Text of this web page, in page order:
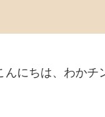
んにちは、わかチ